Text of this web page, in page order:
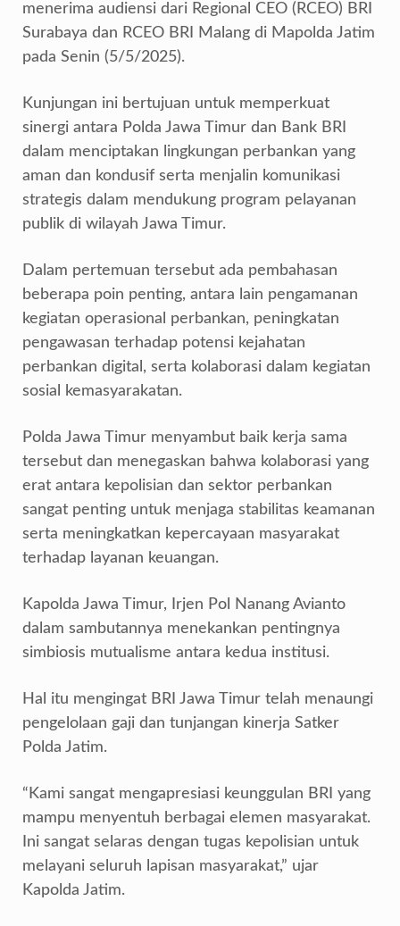
menerima audiensi dari Regional CEO (RCEO) BRI
Surabaya dan RCEO BRI Malang di Mapolda Jatim
pada Senin (5/5/2025).
Kunjungan ini bertujuan untuk memperkuat
sinergi antara Polda Jawa Timur dan Bank BRI
dalam menciptakan lingkungan perbankan yang
aman dan kondusif serta menjalin komunikasi
strategis dalam mendukung program pelayanan
publik di wilayah Jawa Timur.
Dalam pertemuan tersebut ada pembahasan
beberapa poin penting, antara lain pengamanan
kegiatan operasional perbankan, peningkatan
pengawasan terhadap potensi kejahatan
perbankan digital, serta kolaborasi dalam kegiatan
sosial kemasyarakatan.
Polda Jawa Timur menyambut baik kerja sama
tersebut dan menegaskan bahwa kolaborasi yang
erat antara kepolisian dan sektor perbankan
sangat penting untuk menjaga stabilitas keamanan
serta meningkatkan kepercayaan masyarakat
terhadap layanan keuangan.
Kapolda Jawa Timur, Irjen Pol Nanang Avianto
dalam sambutannya menekankan pentingnya
simbiosis mutualisme antara kedua institusi.
Hal itu mengingat BRI Jawa Timur telah menaungi
pengelolaan gaji dan tunjangan kinerja Satker
Polda Jatim.
“Kami sangat mengapresiasi keunggulan BRI yang
mampu menyentuh berbagai elemen masyarakat.
Ini sangat selaras dengan tugas kepolisian untuk
melayani seluruh lapisan masyarakat,” ujar
Kapolda Jatim.